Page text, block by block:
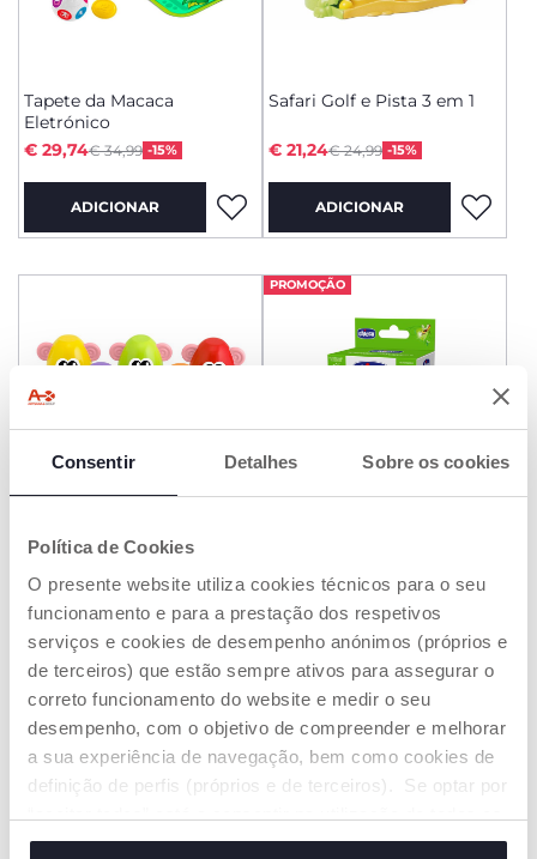
Consentir Detalhes Sobre os cookies
Política de Cookies
O presente website utiliza cookies técnicos para o seu
funcionamento e para a prestação dos respetivos
serviços e cookies de desempenho anónimos (próprios e
de terceiros) que estão sempre ativos para assegurar o
correto funcionamento do website e medir o seu
desempenho, com o objetivo de compreender e melhorar
a sua experiência de navegação, bem como cookies de
definição de perfis (próprios e de terceiros). Se optar por
cookies. Se quiser saber mais, alterar ou revogar o
Tapete da Macaca
Eletrónico
Price reduced from
€ 34,99 -15%
to
€ 29,74
ADICIONAR
Safari Golf e Pista 3 em 1
Price reduced from
€ 24,99 -15%
to
€ 21,24
ADICIONAR
Strike dos Macaquinhos -
Fit&Fun
€ 21,99
ADICIONAR
PROMOÇÃO
mosquitos clássico
€ 16,99
PROMOÇÃO PROMOÇÃO